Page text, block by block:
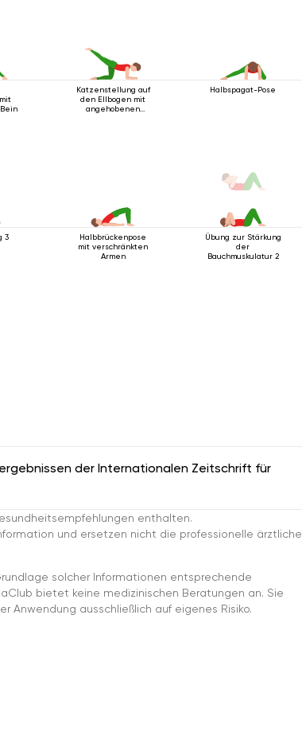
Katzenstellung auf
den Ellbogen mit
angehobenen
Halbspagat-Pose
3
Halbbrückenpose
mit verschränkten
Armen
Übung zur Stärkung
der
Bauchmuskulatur 2
der Internationalen Zeitschrift für
enthalten.
und ersetzen nicht die professionelle ärztliche
solcher Informationen entsprechende
bietet keine medizinischen Beratungen an. Sie
Anwendung ausschließlich auf eigenes Risiko.